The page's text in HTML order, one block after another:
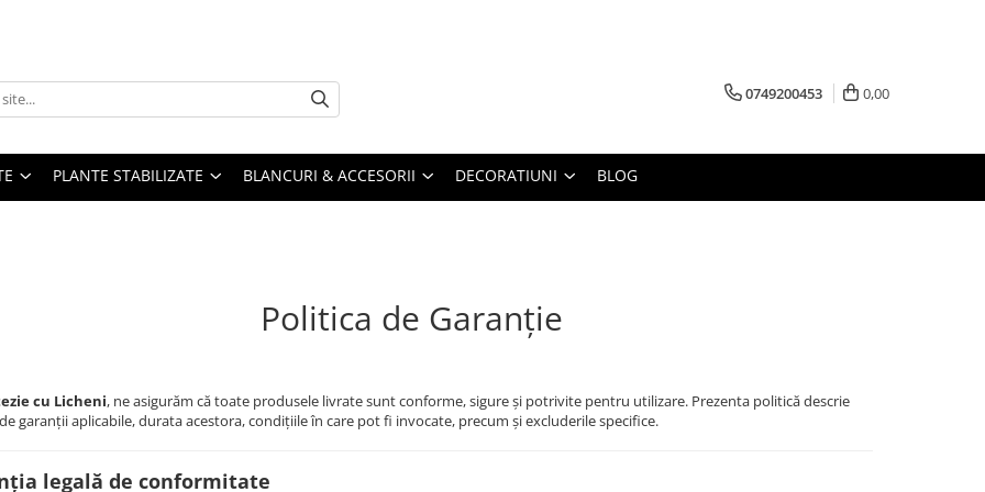
0749200453 0,00
PLANTE STABILIZATE BLANCURI & ACCESORII DECORATIUNI BLOG
Politica de Garanție
cu Licheni, ne asigurăm că toate produsele livrate sunt conforme, sigure și potrivite pentru utilizare. Prezenta politică descrie
garanții aplicabile, durata acestora, condițiile în care pot fi invocate, precum și excluderile specifice.
legală de conformitate